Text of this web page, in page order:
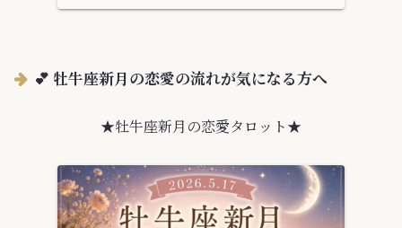
💕 牡牛座新月の恋愛の流れが気になる方へ
★牡牛座新月の恋愛タロット★